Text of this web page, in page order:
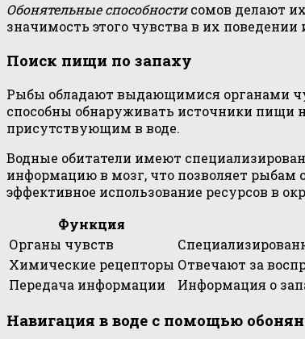
Обонятельные способностисомов делают
значимость этого чувства в их
Поиск пищи по запаху
Рыбы обладают выдающимися органами
способны обнаруживать источники пищи
присутствующим в воде.
Водные обитатели имеют
информацию в мозг, что позволяет рыбам
эффективное использование ресурсов в
Функция
Органы чувств
Химические рецепторы Отвечают за
Передача информации
Информация о
Навигация в воде с помощью